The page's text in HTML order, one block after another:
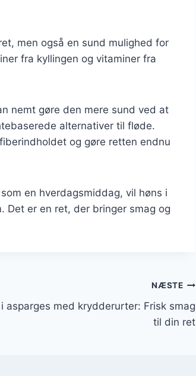
men også en sund mulighed for
fra kyllingen og vitaminer fra
nemt gøre den mere sund ved at
alternativer til fløde.
og gøre retten endnu
en hverdagsmiddag, vil høns i
Det er en ret, der bringer smag og
NÆSTE
asparges med krydderurter: Frisk smag
til din ret